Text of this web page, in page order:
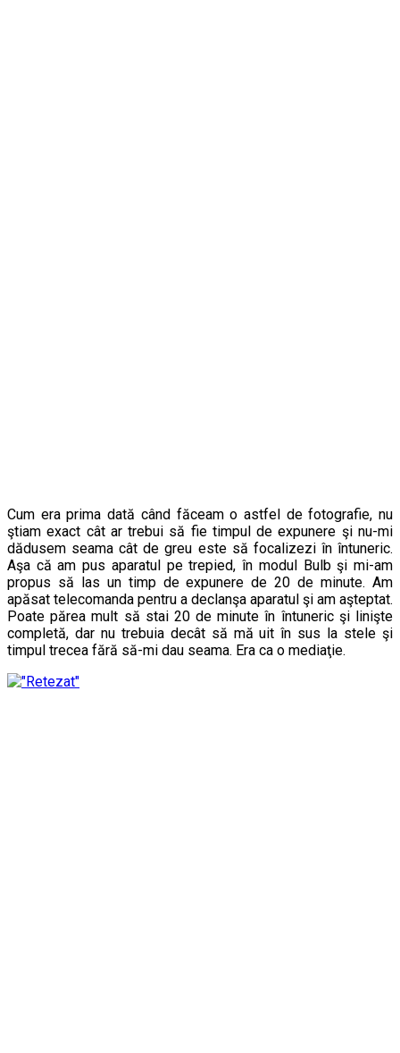
Cum era prima dată când făceam o astfel de fotografie, nu
ştiam exact cât ar trebui să fie timpul de expunere şi nu-mi
dădusem seama cât de greu este să focalizezi în întuneric.
Aşa că am pus aparatul pe trepied, în modul Bulb şi mi-am
propus să las un timp de expunere de 20 de minute. Am
apăsat telecomanda pentru a declanşa aparatul şi am aşteptat.
Poate părea mult să stai 20 de minute în întuneric şi linişte
completă, dar nu trebuia decât să mă uit în sus la stele şi
timpul trecea fără să-mi dau seama. Era ca o mediaţie.